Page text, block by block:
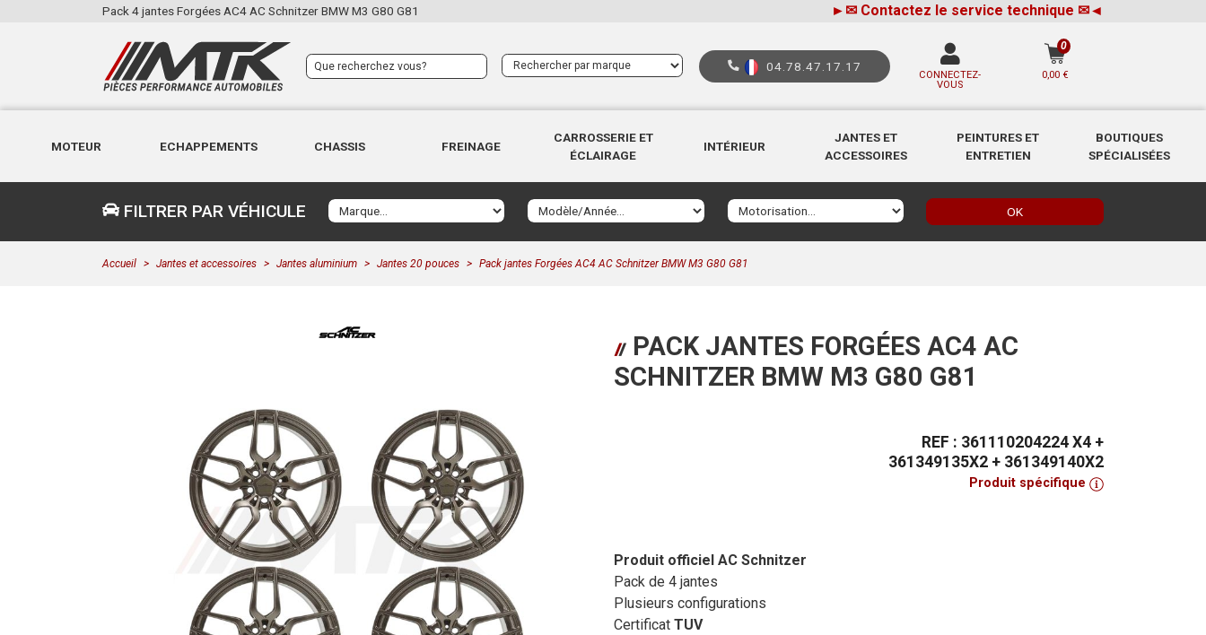
Pack 4 jantes Forgées AC4 AC Schnitzer BMW M3 G80 G81 ► ✉ Contactez le service technique ✉◄
04.78.47.17.17
CONNECTEZ-
VOUS
0,00 €
0
MOTEUR ECHAPPEMENTS CHASSIS FREINAGE
CARROSSERIE ET
ÉCLAIRAGE
INTÉRIEUR
JANTES ET
ACCESSOIRES
PEINTURES ET
ENTRETIEN
BOUTIQUES
SPÉCIALISÉES
FILTRER PAR VÉHICULE OK
Accueil Jantes et accessoires Jantes aluminium Jantes 20 pouces Pack jantes Forgées AC4 AC Schnitzer BMW M3 G80 G81
PACK JANTES FORGÉES AC4 AC
SCHNITZER BMW M3 G80 G81
REF : 361110204224 X4 +
361349135X2 + 361349140X2
Produit spécifique
Produit officiel AC Schnitzer
Pack de 4 jantes
Plusieurs configurations
Certificat TUV